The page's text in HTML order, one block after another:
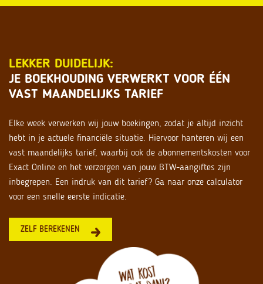
LEKKER DUIDELIJK:
JE BOEKHOUDING VERWERKT VOOR ÉÉN
VAST MAANDELIJKS TARIEF
Elke week verwerken wij jouw boekingen, zodat je altijd inzicht
hebt in je actuele financiële situatie. Hiervoor hanteren wij een
vast maandelijks tarief, waarbij ook de abonnementskosten voor
Exact Online en het verzorgen van jouw BTW-aangiftes zijn
inbegrepen. Een indruk van dit tarief? Ga naar onze calculator
voor een snelle eerste indicatie.
ZELF BEREKENEN